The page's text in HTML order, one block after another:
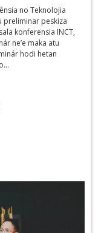
no Teknolojia
preliminar peskiza
konferensia INCT,
ne’e maka atu
hodi hetan